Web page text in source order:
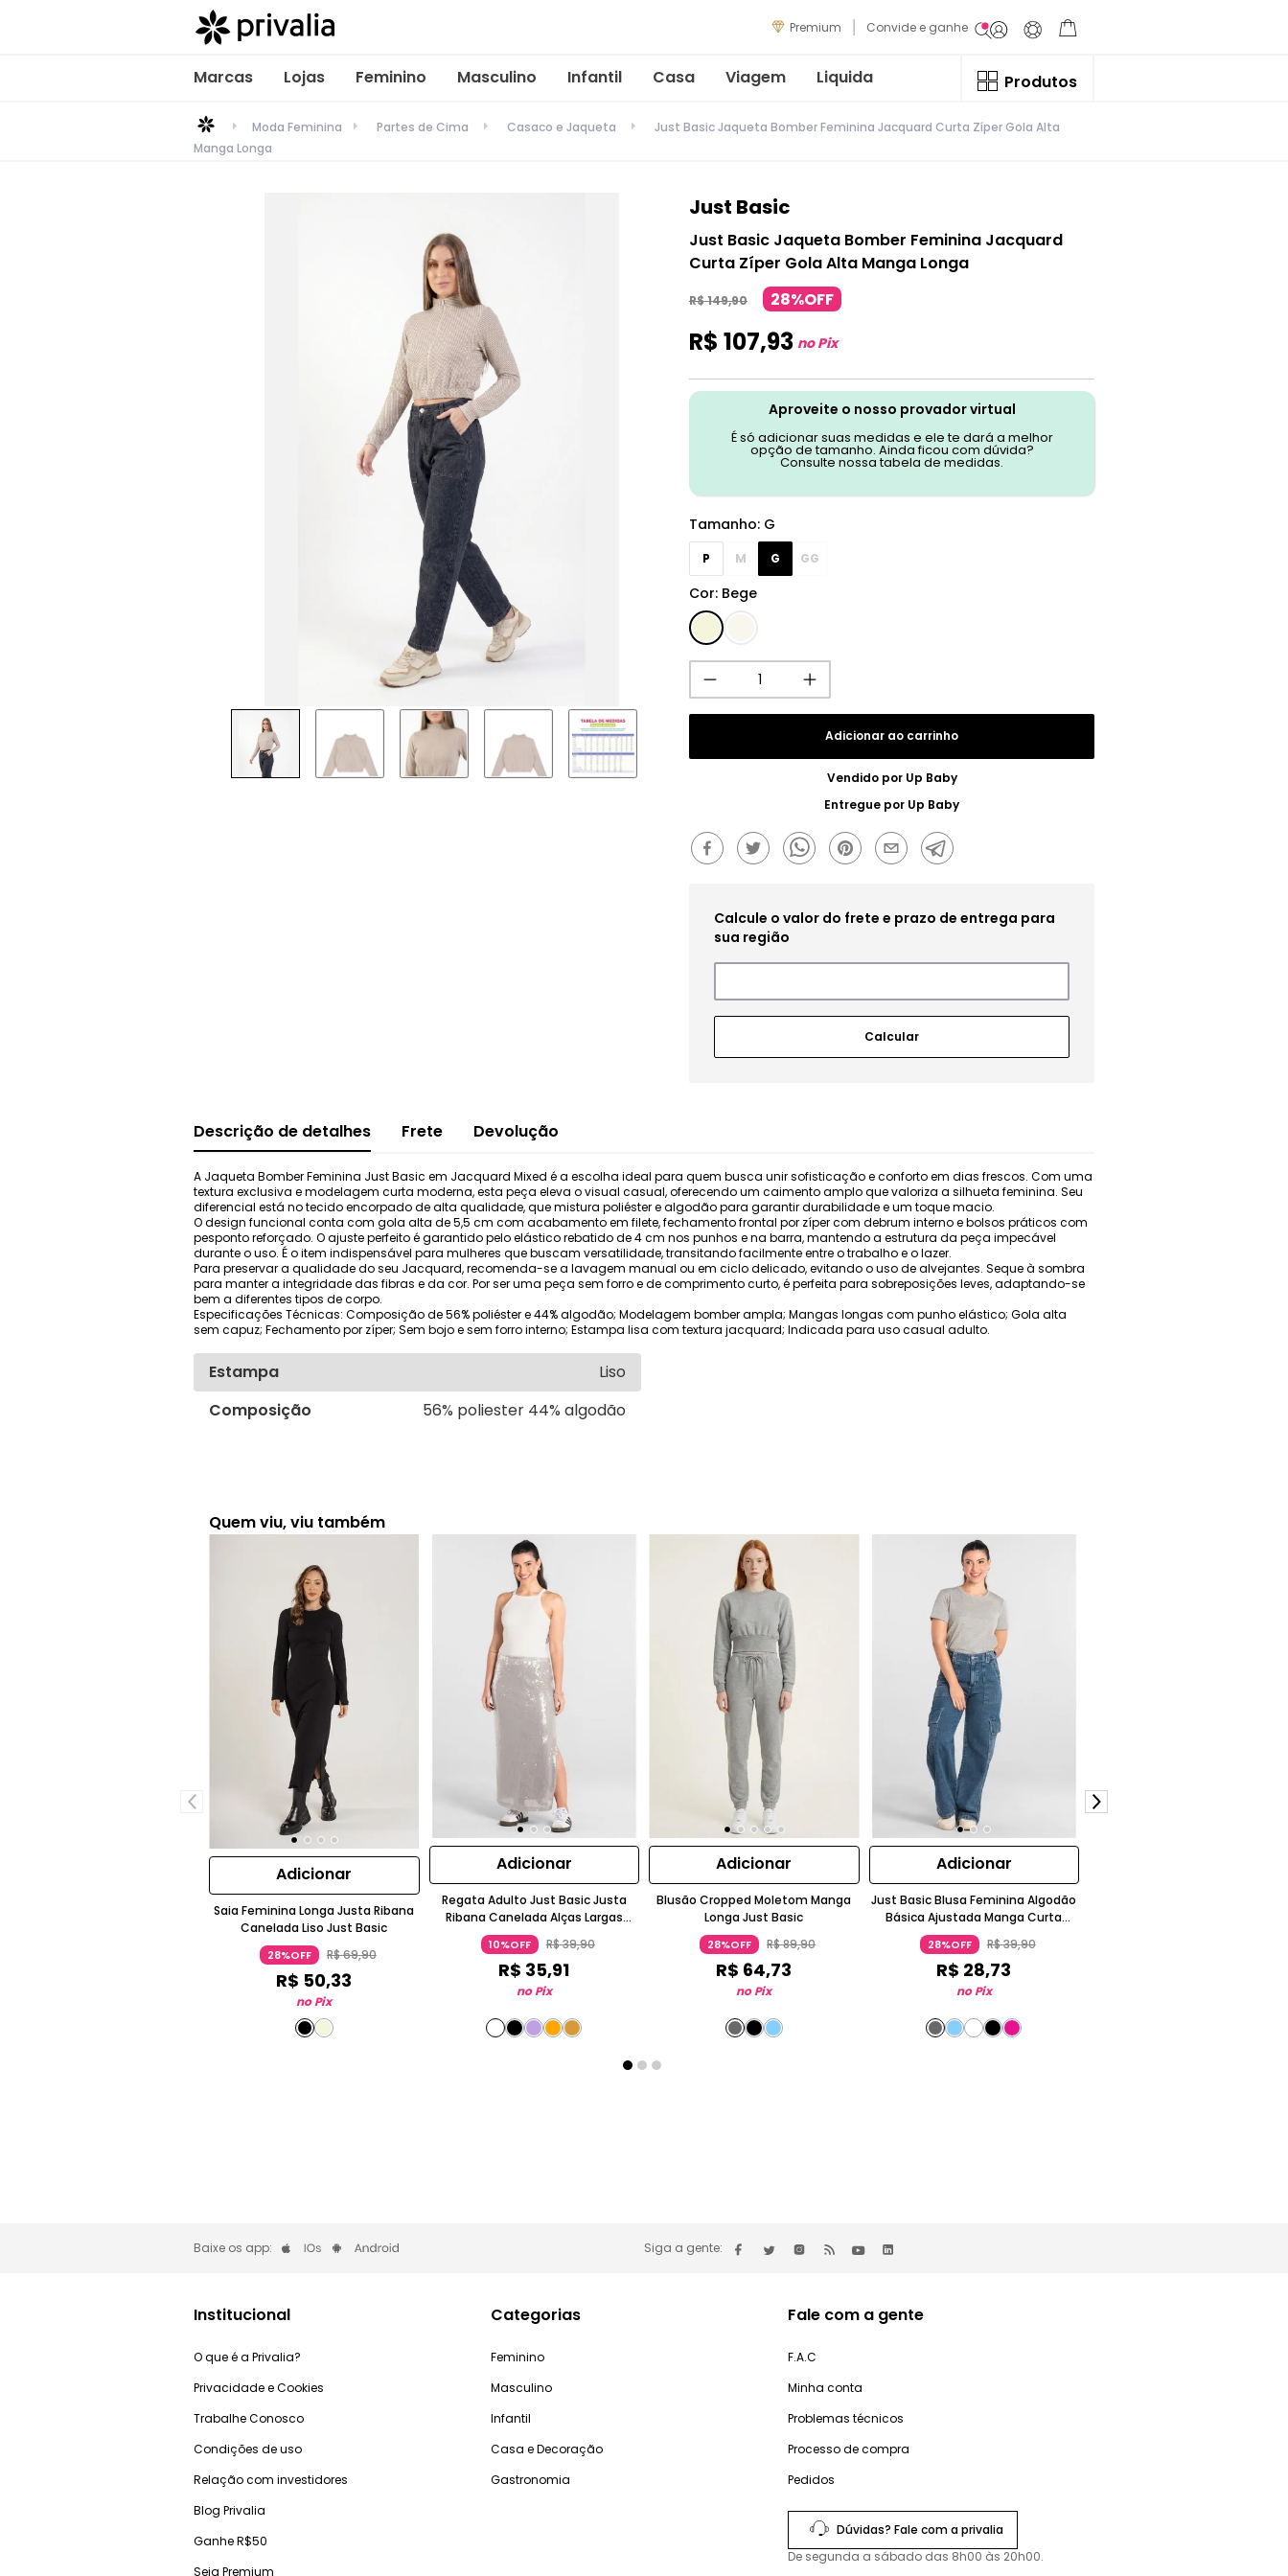
Premium Convide e ganhe
Marcas Lojas Feminino Masculino Infantil Casa Viagem Liquida Produtos
Moda Feminina Partes de Cima Casaco e Jaqueta
Just Basic Jaqueta Bomber Feminina Jacquard Curta Zíper Gola Alta
Manga Longa
Just Basic
Just Basic Jaqueta Bomber Feminina Jacquard
Curta Zíper Gola Alta Manga Longa
R$149,90 28%OFF
R$ 107,93 no Pix
Aproveite o nosso provador virtual
É só adicionar suas medidas e ele te dará a melhor
opção de tamanho. Ainda ficou com dúvida?
Consulte nossa tabela de medidas.
Cor: Bege
Tamanho: G
P M G GG
Adicionar ao carrinho
Vendido por Up Baby
Entregue por Up Baby
Descrição de detalhes Frete Devolução
A Jaqueta Bomber Feminina Just Basic em Jacquard Mixed é a escolha ideal para quem busca unir sofisticação e conforto em dias frescos. Com uma
textura exclusiva e modelagem curta moderna, esta peça eleva o visual casual, oferecendo um caimento amplo que valoriza a silhueta feminina. Seu
diferencial está no tecido encorpado de alta qualidade, que mistura poliéster e algodão para garantir durabilidade e um toque macio.
O design funcional conta com gola alta de 5,5 cm com acabamento em filete, fechamento frontal por zíper com debrum interno e bolsos práticos com
pesponto reforçado. O ajuste perfeito é garantido pelo elástico rebatido de 4 cm nos punhos e na barra, mantendo a estrutura da peça impecável
durante o uso. É o item indispensável para mulheres que buscam versatilidade, transitando facilmente entre o trabalho e o lazer.
Para preservar a qualidade do seu Jacquard, recomenda-se a lavagem manual ou em ciclo delicado, evitando o uso de alvejantes. Seque à sombra
para manter a integridade das fibras e da cor. Por ser uma peça sem forro e de comprimento curto, é perfeita para sobreposições leves, adaptando-se
bem a diferentes tipos de corpo.
Especificações Técnicas: Composição de 56% poliéster e 44% algodão; Modelagem bomber ampla; Mangas longas com punho elástico; Gola alta
sem capuz; Fechamento por zíper; Sem bojo e sem forro interno; Estampa lisa com textura jacquard; Indicada para uso casual adulto.
Estampa
Liso
Composição
56% poliester 44% algodão
Quem viu, viu também
Adicionar
Saia Feminina Longa Justa Ribana
Canelada Liso Just Basic
28%OFF R$69,90
R$ 50,33
no Pix
Adicionar
Regata Adulto Just Basic Justa
Ribana Canelada Alças Largas
Laranja
10%OFF R$39,90
R$ 35,91
no Pix
Adicionar
Blusão Cropped Moletom Manga
Longa Just Basic
28%OFF R$89,90
R$ 64,73
no Pix
Adicionar
Just Basic Blusa Feminina Algodão
Básica Ajustada Manga Curta
Decote Redondo Liso
28%OFF R$39,90
R$ 28,73
no Pix
Baixe os app: Siga a gente:
Institucional
O que é a Privalia?
Privacidade e Cookies
Trabalhe Conosco
Condições de uso
Relação com investidores
Blog Privalia
Ganhe R$50
Seja Premium
Categorias
Feminino
Masculino
Infantil
Casa e Decoração
Gastronomia
Fale com a gente
F.A.C
Minha conta
Problemas técnicos
Processo de compra
Pedidos
Dúvidas? Fale com a privalia
De segunda a sábado das 8h00 às 20h00.